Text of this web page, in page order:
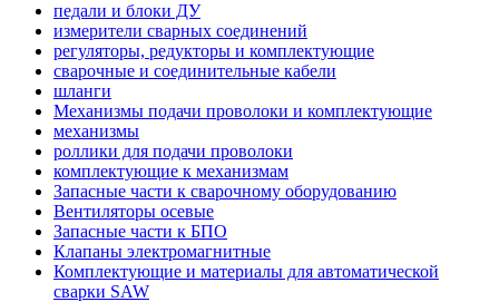
педали и блоки ДУ
измерители сварных соединений
регуляторы, редукторы и комплектующие
сварочные и соединительные кабели
шланги
Механизмы подачи проволоки и комплектующие
механизмы
роллики для подачи проволоки
комплектующие к механизмам
Запасные части к сварочному оборудованию
Вентиляторы осевые
Запасные части к БПО
Клапаны электромагнитные
Комплектующие и материалы для автоматической
сварки SAW